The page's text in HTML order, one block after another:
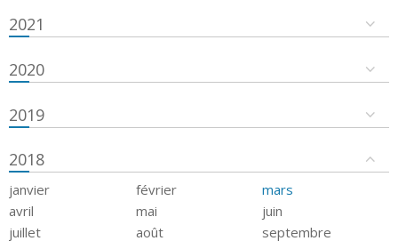
2021
2020
2019
2018
janvier février
mars
avril
mai
juin
juillet
août
septembre